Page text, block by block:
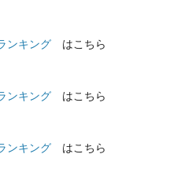
キング はこちら
キング はこちら
キング はこちら